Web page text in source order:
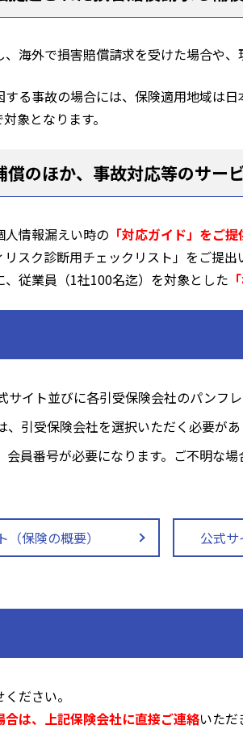
、海外で損害賠償請求を受けた場合や
る事故の場合には、保険適用地域は日
象となります。
のほか、事故対応等のサー
人情報漏えい時の 「対応ガイド」をご提
リスク診断用チェックリスト」をご提
、従業員（1社100名迄）を対象とした
サイト並びに各引受保険会社のパンフ
、引受保険会社を選択いただく必要があ
会員番号が必要になります。ご不明な
（保険の概要） 公式サ
ださい。
合は、上記保険会社に直接ご連絡いただ